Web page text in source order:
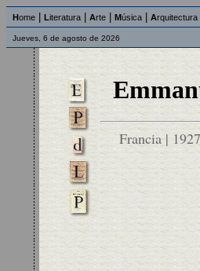
Home Literatura Arte Música Arquitectura
Jueves, 6 de agosto de 2026
Francia |